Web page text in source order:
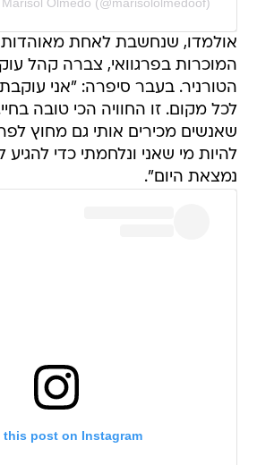
אולמדו, שנחשבת לאחת מאוהדות
המוכרות בפרגוואי, צברה קהל
הטורניר. בעבר סיפרה: "אני עוקבת
לכל מקום. זו החוויה הכי טובה
שאנשים מכירים אותי גם מחוץ
להיות מי שאני ונלחמתי כדי להגיע
נמצאת היום".
this post on Instagram